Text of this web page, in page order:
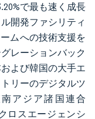
で最も速く成長
開発ファシリティ
ムへの技術支援を
レーションバック
よび韓国の大手エ
リーのデジタルツ
アジア諸国連合
ロスエージェンシ